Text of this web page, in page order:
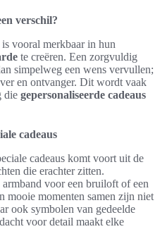
verschil?
vooral merkbaar in hun
te creëren. Een zorgvuldig
simpelweg een wens vervullen;
en ontvanger. Dit wordt vaak
die gepersonaliseerde cadeaus
cadeaus
cadeaus komt voort uit de
die erachter zitten.
voor een bruiloft of een
mooie momenten samen zijn niet
ook symbolen van gedeelde
voor detail maakt elke